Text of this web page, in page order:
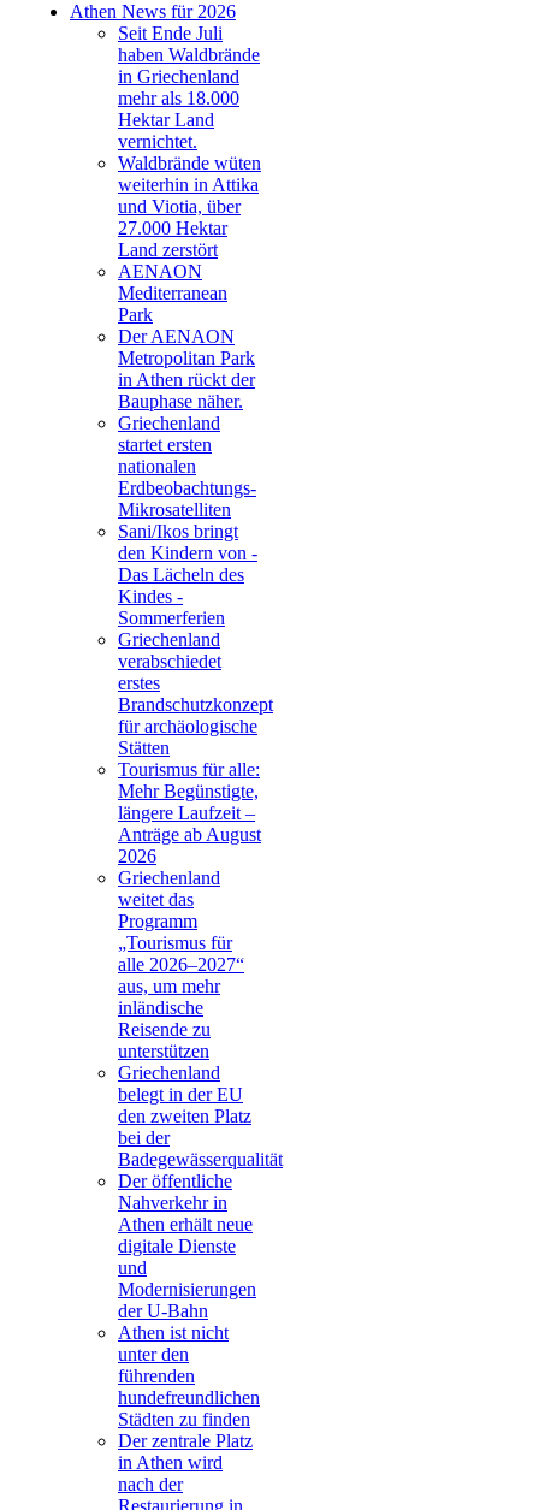
Athen News für 2026
Seit Ende Juli
haben Waldbrände
in Griechenland
mehr als 18.000
Hektar Land
vernichtet.
Waldbrände wüten
weiterhin in Attika
und Viotia, über
27.000 Hektar
Land zerstört
AENAON
Mediterranean
Park
Der AENAON
Metropolitan Park
in Athen rückt der
Bauphase näher.
Griechenland
startet ersten
nationalen
Erdbeobachtungs-
Mikrosatelliten
Sani/Ikos bringt
den Kindern von -
Das Lächeln des
Kindes -
Sommerferien
Griechenland
verabschiedet
erstes
Brandschutzkonzept
für archäologische
Stätten
Tourismus für alle:
Mehr Begünstigte,
längere Laufzeit –
Anträge ab August
2026
Griechenland
weitet das
Programm
„Tourismus für
alle 2026–2027“
aus, um mehr
inländische
Reisende zu
unterstützen
Griechenland
belegt in der EU
den zweiten Platz
bei der
Badegewässerqualität
Der öffentliche
Nahverkehr in
Athen erhält neue
digitale Dienste
und
Modernisierungen
der U-Bahn
Athen ist nicht
unter den
führenden
hundefreundlichen
Städten zu finden
Der zentrale Platz
in Athen wird
nach der
Restaurierung in